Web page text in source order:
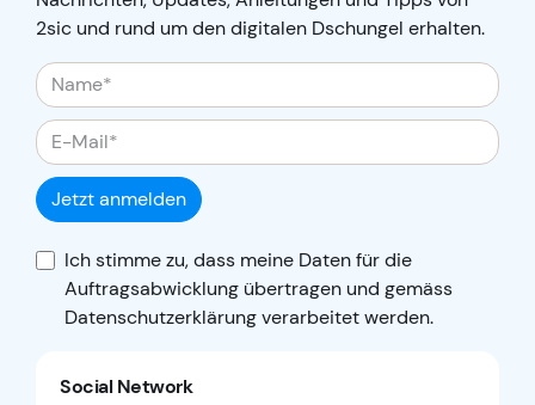
2sic und rund um den digitalen Dschungel erhalten.
Jetzt anmelden
Ich stimme zu, dass meine Daten für die
Auftragsabwicklung übertragen und gemäss
Datenschutzerklärungverarbeitet werden.
Social Network